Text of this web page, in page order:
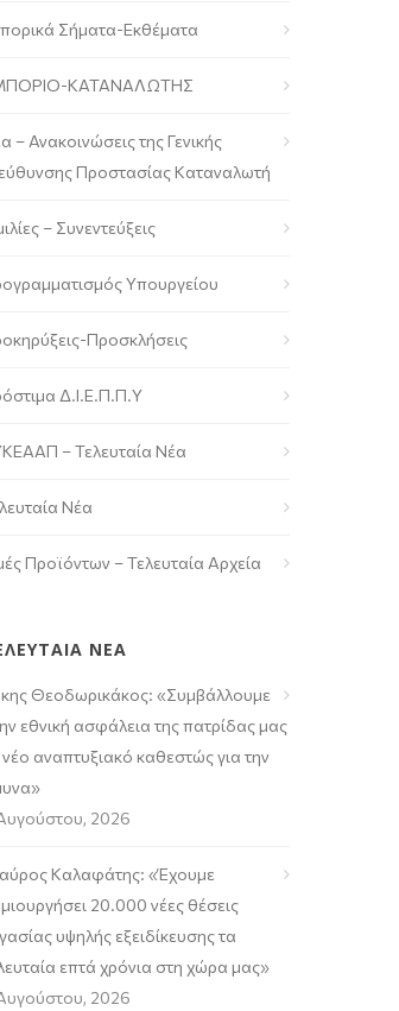
Σήματα-Εκθέματα
ΚΑΤΑΝΑΛΩΤΗΣ
– Ανακοινώσεις της Γενικής
Προστασίας Καταναλωτή
– Συνεντεύξεις
Υπουργείου
Προσκλήσεις
Δ.Ι.Ε.Π.Π.Υ
– Τελευταία Νέα
Νέα
Προϊόντων – Τελευταία Αρχεία
ΝΕΑ
Θεοδωρικάκος: «Συμβάλλουμε
εθνική ασφάλεια της πατρίδας μας
αναπτυξιακό καθεστώς για την
2026
Καλαφάτης: «Έχουμε
20.000 νέες θέσεις
υψηλής εξειδίκευσης τα
επτά χρόνια στη χώρα μας»
2026